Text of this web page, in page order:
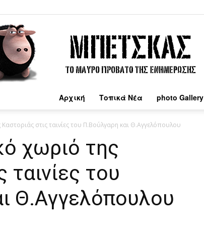
Αρχική Τοπικά Νέα photo Gallery
στις ταινίες του Π.Βούλγαρη και Θ.Αγγελόπουλου
χωριό της
ταινίες του
Θ.Αγγελόπουλου